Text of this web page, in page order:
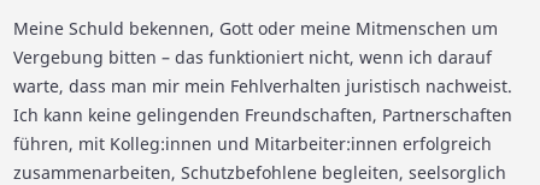
Meine Schuld bekennen, Gott oder meine Mitmenschen um
Vergebung bitten – das funktioniert nicht, wenn ich darauf
warte, dass man mir mein Fehlverhalten juristisch nachweist.
Ich kann keine gelingenden Freundschaften, Partnerschaften
führen, mit Kolleg:innen und Mitarbeiter:innen erfolgreich
zusammenarbeiten, Schutzbefohlene begleiten, seelsorglich